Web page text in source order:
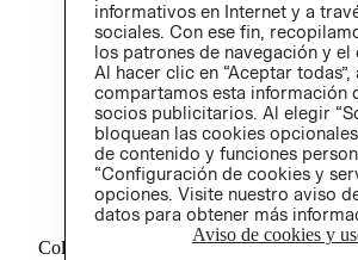
Colombia ($)
informativos en Internet y a
sociales. Con ese fin,
los patrones de navegación y el
Al hacer clic en “Aceptar
compartamos esta información
socios publicitarios. Al elegir
bloquean las cookies
de contenido y funciones
“Configuración de cookies y
opciones. Visite nuestro aviso
datos para obtener más
Aviso de cookies y